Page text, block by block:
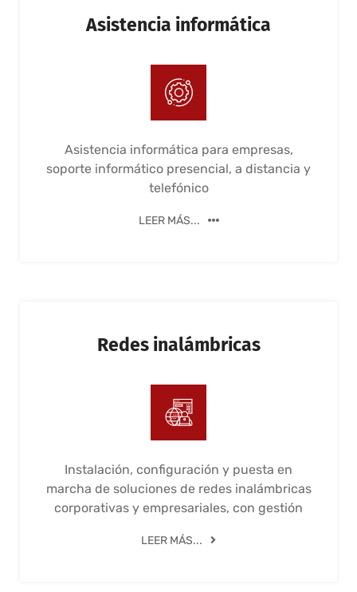
Asistencia informática
Asistencia informática para empresas,
soporte informático presencial, a distancia y
telefónico
LEER MÁS...
Redes inalámbricas
Instalación, configuración y puesta en
marcha de soluciones de redes inalámbricas
corporativas y empresariales, con gestión
LEER MÁS...